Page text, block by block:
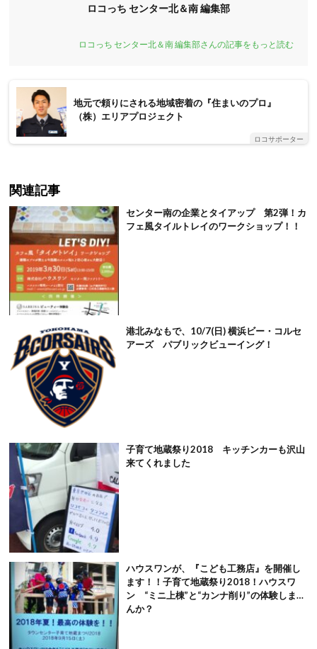
ロコっち センター北＆南 編集部
ロコっち センター北＆南 編集部さんの記事をもっと読む
地元で頼りにされる地域密着の『住まいのプロ』
（株）エリアプロジェクト
ロコサポーター
関連記事
センター南の企業とタイアップ 第2弾！カ
フェ風タイルトレイのワークショップ！！
港北みなもで、10/7(日) 横浜ビー・コルセ
アーズ パブリックビューイング！
子育て地蔵祭り2018 キッチンカーも沢山
来てくれました
ハウスワンが、『こども工務店』を開催し
ます！！子育て地蔵祭り2018！ハウスワ
ン “ミニ上棟”と“カンナ削り”の体験しませ
んか？